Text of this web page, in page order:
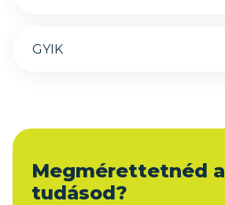
GYIK
Megmérettetnéd a
tudásod?